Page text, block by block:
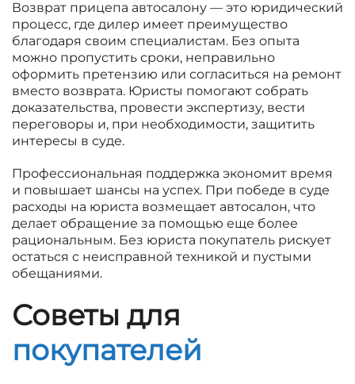
Возврат прицепа автосалону — это юридический
процесс, где дилер имеет преимущество
благодаря своим специалистам. Без опыта
можно пропустить сроки, неправильно
оформить претензию или согласиться на ремонт
вместо возврата. Юристы помогают собрать
доказательства, провести экспертизу, вести
переговоры и, при необходимости, защитить
интересы в суде.
Профессиональная поддержка экономит время
и повышает шансы на успех. При победе в суде
расходы на юриста возмещает автосалон, что
делает обращение за помощью еще более
рациональным. Без юриста покупатель рискует
остаться с неисправной техникой и пустыми
обещаниями.
Советы для
покупателей